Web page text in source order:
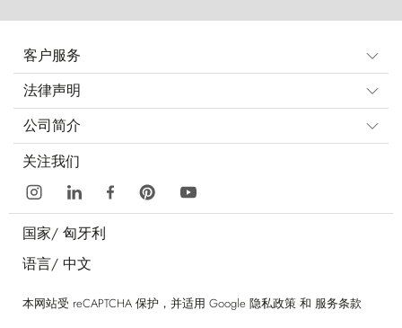
客户服务
法律声明
公司简介
关注我们
国家/ 匈牙利
语言/ 中文
本网站受 reCAPTCHA 保护，并适用 Google 隐私政策 和 服务条款